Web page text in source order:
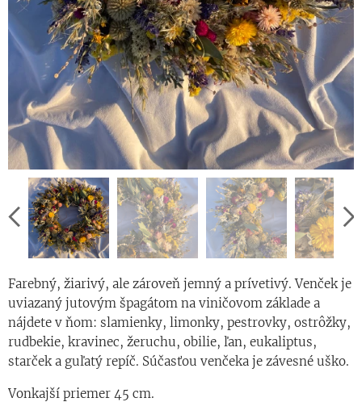
Farebný, žiarivý, ale zároveň jemný a prívetivý. Venček je
uviazaný jutovým špagátom na viničovom základe a
nájdete v ňom: slamienky, limonky, pestrovky, ostrôžky,
rudbekie, kravinec, žeruchu, obilie, ľan, eukaliptus,
starček a guľatý repíč. Súčasťou venčeka je závesné uško.
Vonkajší priemer 45 cm.